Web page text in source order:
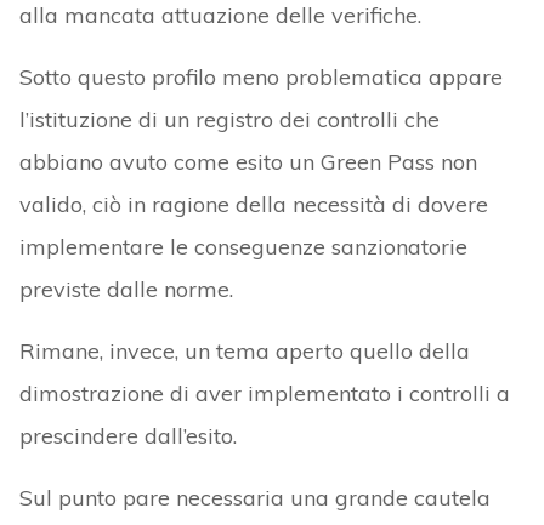
alla mancata attuazione delle verifiche.
Sotto questo profilo meno problematica appare
l’istituzione di un registro dei controlli che
abbiano avuto come esito un Green Pass non
valido, ciò in ragione della necessità di dovere
implementare le conseguenze sanzionatorie
previste dalle norme.
Rimane, invece, un tema aperto quello della
dimostrazione di aver implementato i controlli a
prescindere dall’esito.
Sul punto pare necessaria una grande cautela